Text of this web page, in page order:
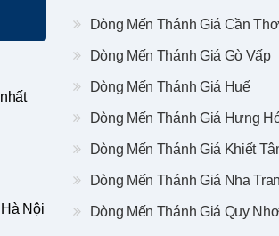
Nội
Dòng Mến Thánh Giá Cần Thơ
Dòng Mến Thánh Giá Gò Vấp
Dòng Mến Thánh Giá Huế
Dòng Mến Thánh Giá Hưng
Dòng Mến Thánh Giá Khiết
Dòng Mến Thánh Giá Nha
Dòng Mến Thánh Giá Quy